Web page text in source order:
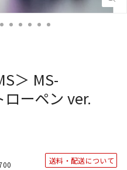
閉
じ
＞ MS-
ーペン ver.
送料・配送について